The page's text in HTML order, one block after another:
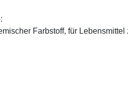
Farbstoff, für Lebensmittel